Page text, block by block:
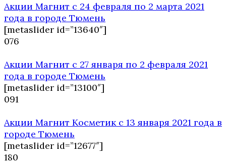
Акции Магнит с 24 февраля по 2 марта 2021
года в городе Тюмень
[metaslider id=”13640″]
076
Акции Магнит с 27 января по 2 февраля 2021
года в городе Тюмень
[metaslider id=”13100″]
091
Акции Магнит Косметик с 13 января 2021 года в
городе Тюмень
[metaslider id=”12677″]
180